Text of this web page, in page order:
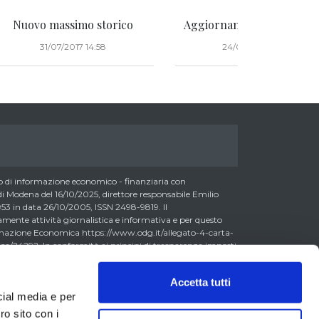
media e per
sito con i
Accetta tutti
Nuovo massimo storico
31/07/2017 14:58
Aggiornamento
24/07/2017 14:57
informazione economico - finanziaria con
del 16/10/2025, direttore responsabile Emilio
in data 26/10/2005, ISSN 2498-9819. Il
attività giornalistica e informativa e per questo
Economica https://www.odg.it/allegato-4-carta-
24292. In conformità ai principi di trasparenza imposti
detenere, sebbene in percentuali minime tipiche di
del capitale, gli strumenti finanziari oggetto dei loro
di interesse con i lettori stessi. L’accesso al presente